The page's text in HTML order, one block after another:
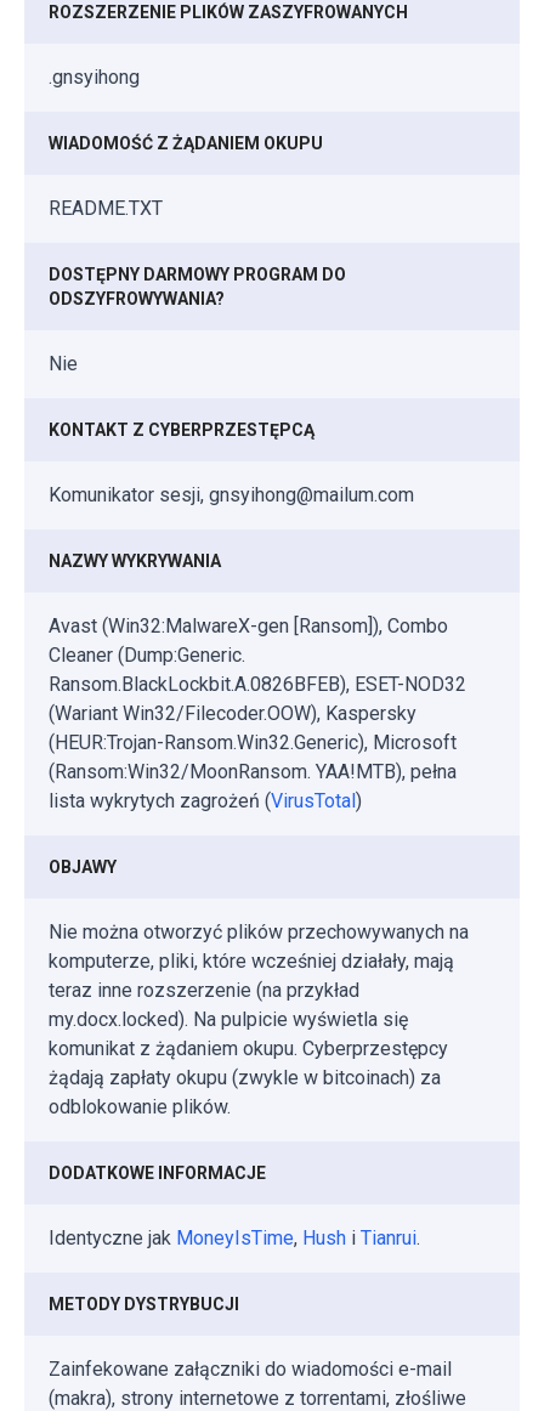
ROZSZERZENIE PLIKÓW ZASZYFROWANYCH
.gnsyihong
WIADOMOŚĆ Z ŻĄDANIEM OKUPU
README.TXT
DOSTĘPNY DARMOWY PROGRAM DO
ODSZYFROWYWANIA?
Nie
KONTAKT Z CYBERPRZESTĘPCĄ
Komunikator sesji, gnsyihong@mailum.com
NAZWY WYKRYWANIA
Avast (Win32:MalwareX-gen [Ransom]), Combo
Cleaner (Dump:Generic.
Ransom.BlackLockbit.A.0826BFEB), ESET-NOD32
(Wariant Win32/Filecoder.OOW), Kaspersky
(HEUR:Trojan-Ransom.Win32.Generic), Microsoft
(Ransom:Win32/MoonRansom. YAA!MTB), pełna
lista wykrytych zagrożeń (VirusTotal)
OBJAWY
Nie można otworzyć plików przechowywanych na
komputerze, pliki, które wcześniej działały, mają
teraz inne rozszerzenie (na przykład
my.docx.locked). Na pulpicie wyświetla się
komunikat z żądaniem okupu. Cyberprzestępcy
żądają zapłaty okupu (zwykle w bitcoinach) za
odblokowanie plików.
DODATKOWE INFORMACJE
Identyczne jak MoneyIsTime, Hush i Tianrui.
METODY DYSTRYBUCJI
Zainfekowane załączniki do wiadomości e-mail
(makra), strony internetowe z torrentami, złośliwe